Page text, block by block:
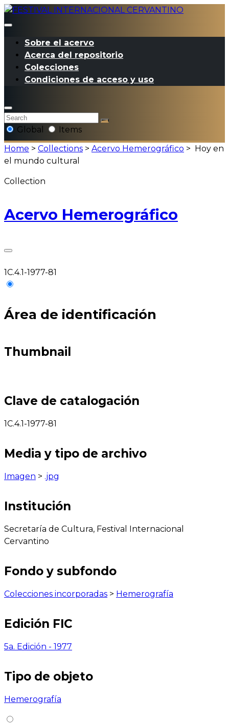
Sobre el acervo
Acerca del repositorio
Colecciones
Condiciones de acceso y uso
Global
Items
Home > Collections > Acervo Hemerográfico >
Hoy en
el mundo cultural
Collection
Acervo Hemerográfico
1C.4.1-1977-81
Área de identificación
Thumbnail
Clave de catalogación
1C.4.1-1977-81
Media y tipo de archivo
Imagen > .jpg
Institución
Secretaría de Cultura, Festival Internacional
Cervantino
Fondo y subfondo
Colecciones incorporadas > Hemerografía
Edición FIC
5a. Edición - 1977
Tipo de objeto
Hemerografía